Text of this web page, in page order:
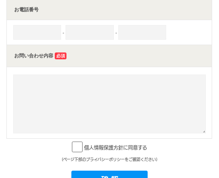
お電話番号
- -
お問い合わせ内容 必須
個人情報保護方針に同意する
(ページ下部のプライバシーポリシーをご確認ください)